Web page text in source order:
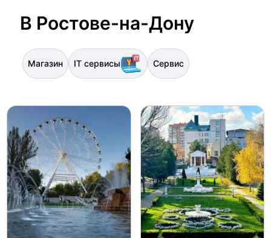
В Ростове-на-Дону
Магазин IT сервисы Сервис